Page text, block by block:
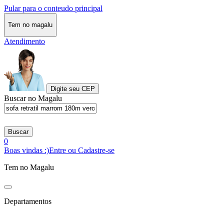
Pular para o conteudo principal
Tem no magalu
Atendimento
Digite seu CEP
Buscar no Magalu
Buscar
0
Boas vindas :)Entre ou Cadastre-se
Tem no Magalu
Departamentos